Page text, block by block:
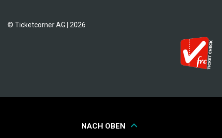
© Ticketcorner AG | 2026
NACH OBEN